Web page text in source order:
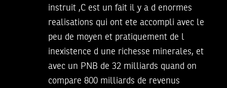
instruit ,C est un fait il y a d enormes
realisations qui ont ete accompli avec le
peu de moyen et pratiquement de l
inexistence d une richesse minerales, et
avec un PNB de 32 milliards quand on
compare 800 milliards de revenus